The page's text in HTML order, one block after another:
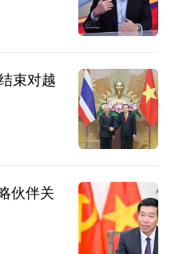
束对越
伙伴关